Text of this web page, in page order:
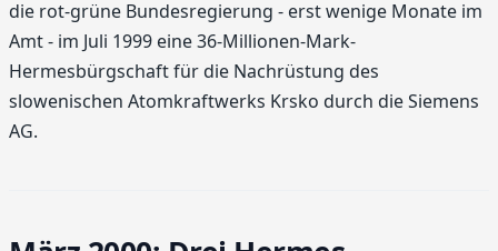
die rot-grüne Bundesregierung - erst wenige Monate im
Amt - im Juli 1999 eine 36-Millionen-Mark-
Hermesbürgschaft für die Nachrüstung des
slowenischen Atomkraftwerks Krsko durch die Siemens
AG.